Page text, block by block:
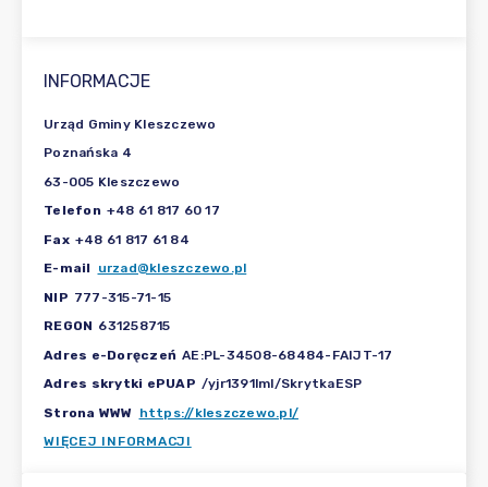
INFORMACJE
Urząd Gminy Kleszczewo
Poznańska 4
63-005 Kleszczewo
Telefon +48 61 817 60 17
Fax +48 61 817 61 84
E-mail
urzad@kleszczewo.pl
NIP 777-315-71-15
REGON 631258715
Adres e-Doręczeń AE:PL-34508-68484-FAIJT-17
Adres skrytki ePUAP /yjr1391lml/SkrytkaESP
Strona WWW https://kleszczewo.pl/
WIĘCEJ INFORMACJI